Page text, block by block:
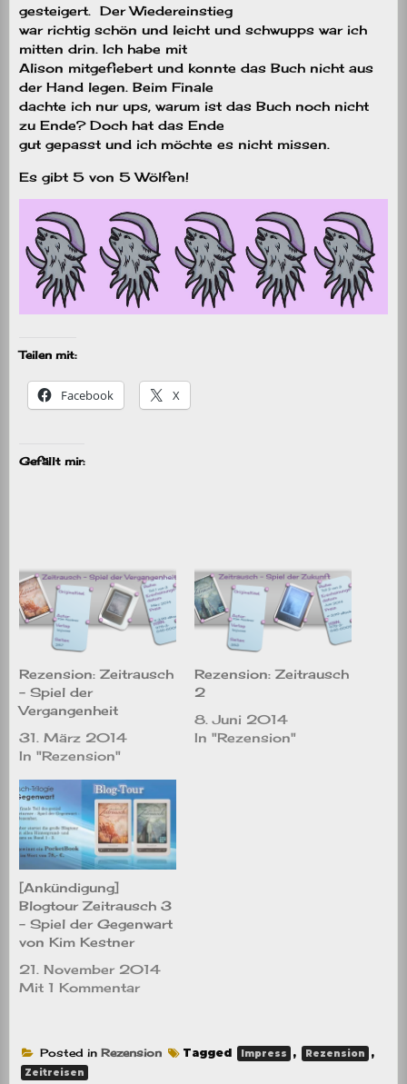
gesteigert. Der Wiedereinstieg
war richtig schön und leicht und schwupps war ich
mitten drin. Ich habe mit
Alison mitgefiebert und konnte das Buch nicht aus
der Hand legen. Beim Finale
dachte ich nur ups, warum ist das Buch noch nicht
zu Ende? Doch hat das Ende
gut gepasst und ich möchte es nicht missen.
Es gibt 5 von 5 Wölfen!
Teilen mit:
Facebook X
Gefällt mir:
Rezension: Zeitrausch
– Spiel der
Vergangenheit
31. März 2014
In "Rezension"
Rezension: Zeitrausch
2
8. Juni 2014
In "Rezension"
[Ankündigung]
Blogtour Zeitrausch 3
– Spiel der Gegenwart
von Kim Kestner
21. November 2014
Mit 1 Kommentar
Posted in Rezension Tagged Impress , Rezension ,
Zeitreisen